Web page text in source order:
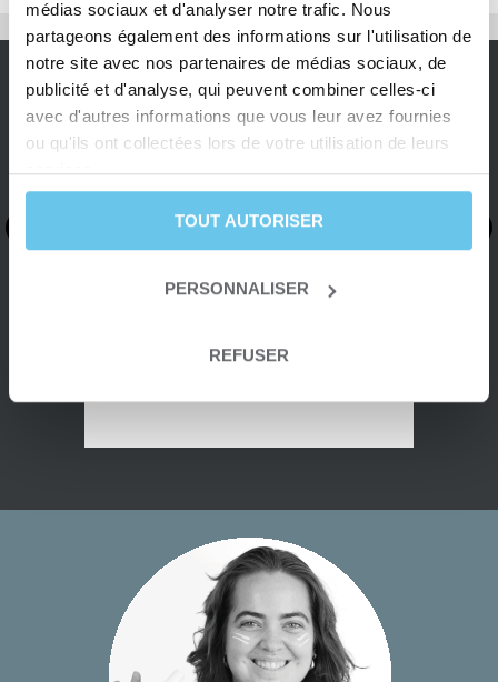
médias sociaux et d'analyser notre trafic. Nous
partageons également des informations sur l'utilisation de
notre site avec nos partenaires de médias sociaux, de
publicité et d'analyse, qui peuvent combiner celles-ci
avec d'autres informations que vous leur avez fournies
ou qu'ils ont collectées lors de votre utilisation de leurs
services.
TOUT AUTORISER
PERSONNALISER
REFUSER
du
client
:
5/5
“La belle région de Vendée”
Séjour bien organisé nous permettant
de découvrir la belle région de Vendée.
Nous avons apprécié aussi l’accueil le
Nelly (France)
07/2026